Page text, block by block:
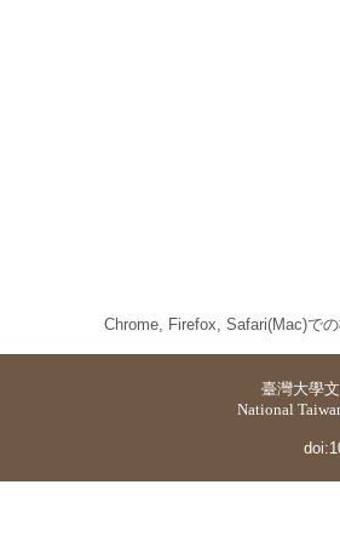
Chrome, Firefox, Safari(Mac)で
臺灣大學
National